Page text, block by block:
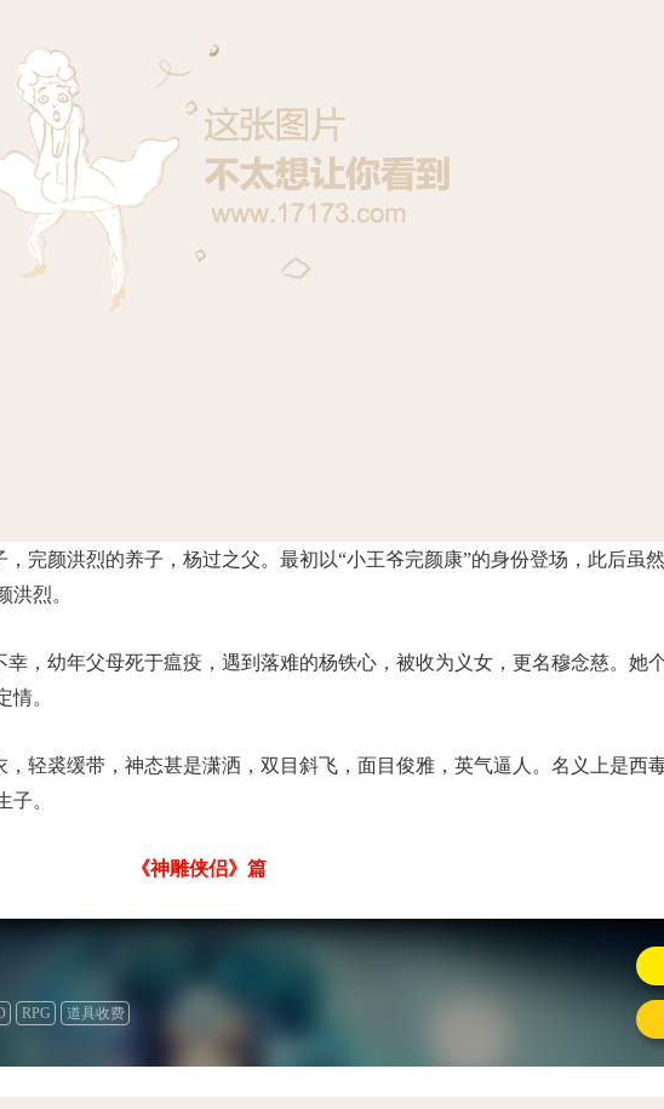
完颜洪烈的养子，杨过之父。最初以“小王爷完颜康”的身份登场，此后虽
洪烈。
，幼年父母死于瘟疫，遇到落难的杨铁心，被收为义女，更名穆念慈。她
情。
轻裘缓带，神态甚是潇洒，双目斜飞，面目俊雅，英气逼人。名义上是西
子。
《神雕侠侣》篇
RPG 道具收费